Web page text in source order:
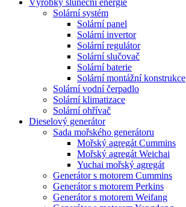
Solární systém
Solární panel
Solární invertor
Solární regulátor
Solární slučovač
Solární baterie
Solární montážní konstrukce
Solární vodní čerpadlo
Solární klimatizace
Solární ohřívač
Dieselový generátor
Sada mořského generátoru
Mořský agregát Cummins
Mořský agregát Weichai
Yuchai mořský agregát
Generátor s motorem Cummins
Generátor s motorem Perkins
Generátor s motorem Weifang